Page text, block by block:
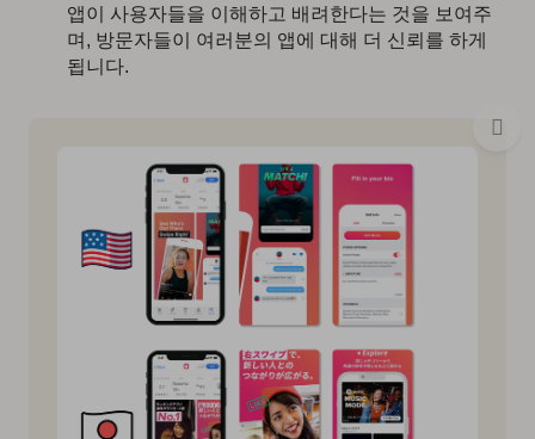
앱이 사용자들을 이해하고 배려한다는 것을 보여주
며, 방문자들이 여러분의 앱에 대해 더 신뢰를 하게
됩니다.